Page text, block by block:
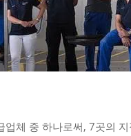
업체 중 하나로써, 7곳의